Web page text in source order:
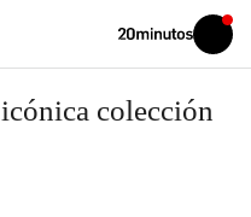
Volver
Iniciar
sesión
colección